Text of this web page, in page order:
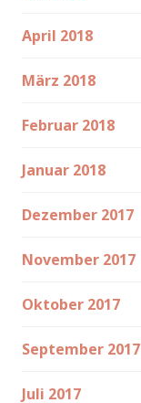
April 2018
März 2018
Februar 2018
Januar 2018
Dezember 2017
November 2017
Oktober 2017
September 2017
Juli 2017